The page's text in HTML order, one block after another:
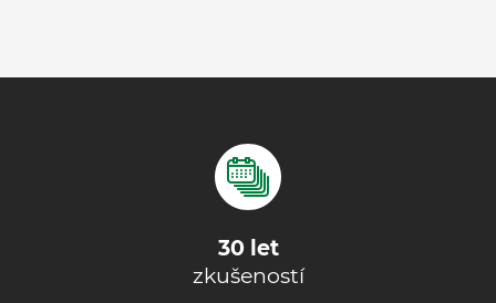
30 let
zkušeností